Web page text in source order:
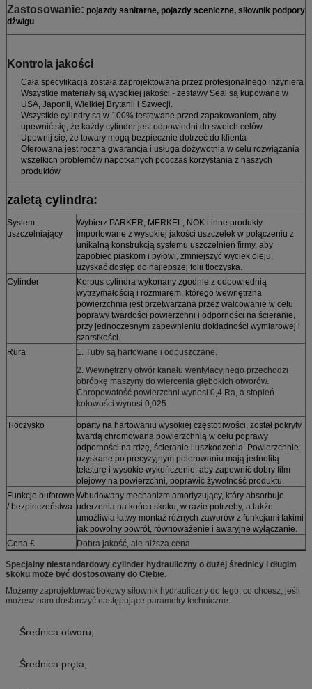
Zastosowanie: pojazdy sanitarne, pojazdy sceniczne, siłownik podpory
dźwigu
Kontrola jakości
Cała specyfikacja została zaprojektowana przez profesjonalnego inżyniera
Wszystkie materiały są wysokiej jakości - zestawy Seal są kupowane w
USA, Japonii, Wielkiej Brytanii i Szwecji.
Wszystkie cylindry są w 100% testowane przed zapakowaniem, aby
upewnić się, że każdy cylinder jest odpowiedni do swoich celów
Upewnij się, że towary mogą bezpiecznie dotrzeć do klienta
Oferowana jest roczna gwarancja i usługa dożywotnia w celu rozwiązania
wszelkich problemów napotkanych podczas korzystania z naszych
produktów
zaletą cylindra:
System
uszczelniający
Wybierz PARKER, MERKEL, NOK i inne produkty
importowane z wysokiej jakości uszczelek w połączeniu z
unikalną konstrukcją systemu uszczelnień firmy, aby
zapobiec piaskom i pyłowi, zmniejszyć wyciek oleju,
uzyskać dostęp do najlepszej folii tłoczyska.
Cylinder
Korpus cylindra wykonany zgodnie z odpowiednią
wytrzymałością i rozmiarem, którego wewnętrzna
powierzchnia jest przetwarzana przez walcowanie w celu
poprawy twardości powierzchni i odporności na ścieranie,
przy jednoczesnym zapewnieniu dokładności wymiarowej i
szorstkości.
Rura
1. Tuby są hartowane i odpuszczane.
2. Wewnętrzny otwór kanału wentylacyjnego przechodzi
obróbkę maszyny do wiercenia głębokich otworów.
Chropowatość powierzchni wynosi 0,4 Ra, a stopień
kołowości wynosi 0,025.
Tłoczysko
oparty na hartowaniu wysokiej częstotliwości, został pokryty
twardą chromowaną powierzchnią w celu poprawy
odporności na rdzę, ścieranie i uszkodzenia. Powierzchnie
uzyskane po precyzyjnym polerowaniu mają jednolitą
teksturę i wysokie wykończenie, aby zapewnić dobry film
olejowy na powierzchni, poprawić żywotność produktu.
Funkcje buforowe
/ bezpieczeństwa
Wbudowany mechanizm amortyzujący, który absorbuje
uderzenia na końcu skoku, w razie potrzeby, a także
umożliwia łatwy montaż różnych zaworów z funkcjami takimi
jak powolny powrót, równoważenie i awaryjne wyłączanie.
Cena £
Dobra jakość, ale niższa cena.
Specjalny niestandardowy cylinder hydrauliczny o dużej średnicy i długim
skoku może być dostosowany do Ciebie.
Możemy zaprojektować tłokowy siłownik hydrauliczny do tego, co chcesz, jeśli
możesz nam dostarczyć następujące parametry techniczne:
Średnica otworu;
Średnica pręta;